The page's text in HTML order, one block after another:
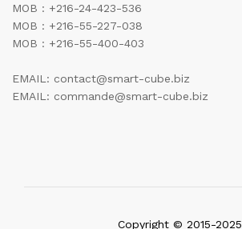
MOB : +216-24-423-536
MOB : +216-55-227-038
MOB : +216-55-400-403
EMAIL: contact@smart-cube.biz
EMAIL: commande@smart-cube.biz
Copyright © 2015-2025